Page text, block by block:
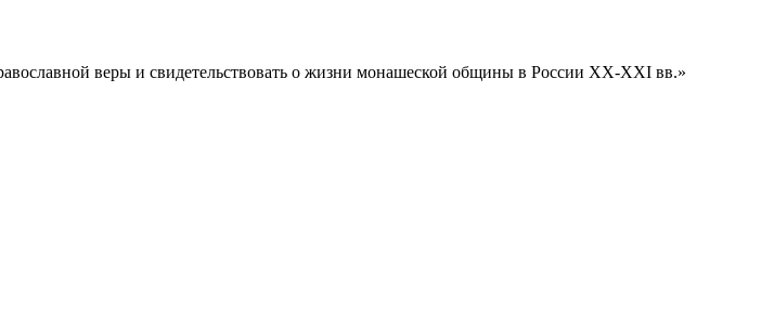
веры и свидетельствовать о жизни монашеской общины в России XX-XXI вв.»